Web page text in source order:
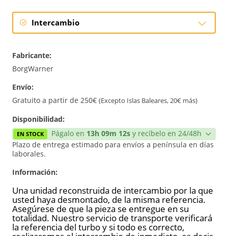
Intercambio
Reconstrucción
Fabricante:
BorgWarner
Envío:
Gratuito a partir de 250€ (Excepto Islas Baleares, 20€ más)
Disponibilidad:
EN STOCK Págalo en 13h 09m 12s y recíbelo en 24/48h
Plazo de entrega estimado para envíos a península en días
laborales.
Información:
Una unidad reconstruida de intercambio por la que
usted haya desmontado, de la misma referencia.
Asegúrese de que la pieza se entregue en su
totalidad. Nuestro servicio de transporte verificará
la referencia del turbo y si todo es correcto,